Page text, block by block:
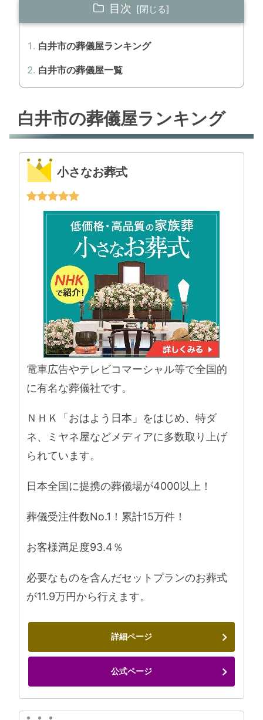
目次
白井市の葬儀屋ランキング
白井市の葬儀屋一覧
白井市の葬儀屋ランキング
小さなお葬式
電車広告やテレビコマーシャル等で全国的
に有名な葬儀社です。
ＮＨＫ「おはよう日本」をはじめ、特ダ
ネ、ミヤネ屋などメディアに多数取り上げ
られています。
日本全国に提携の葬儀場が4000以上！
葬儀受注件数No.1！累計15万件！
お客様満足度93.4％
必要なものを含んだセットプランのお葬式
が11.9万円から行えます。
詳細ページ
公式ページ